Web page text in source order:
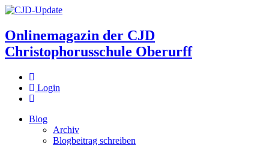
Onlinemagazin der CJD
Christophorusschule Oberurff
Login
Blog
Archiv
Blogbeitrag schreiben